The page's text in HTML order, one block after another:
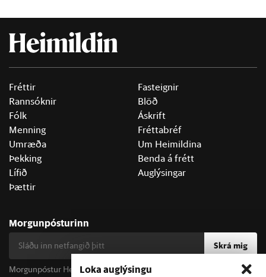
Fréttir
Rannsóknir
Fólk
Menning
Umræða
Þekking
Lífið
Þættir
Fasteignir
Blöð
Áskrift
Fréttabréf
Um Heimildina
Benda á frétt
Auglýsingar
Morgunpósturinn
Skrá mig
Morgunpóstur Heimildarinnar berst alla morgna og er fyrir öll þau
Loka auglýsingu